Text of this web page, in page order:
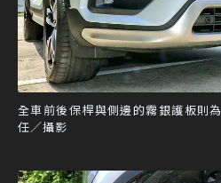
全車前後保桿與側邊的霧銀護板則
任／攝影